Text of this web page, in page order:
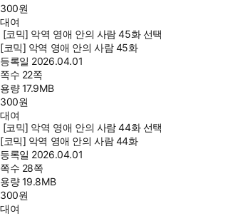
300원
대여
[코믹] 악역 영애 안의 사람 45화 선택
[코믹] 악역 영애 안의 사람 45화
등록일 2026.04.01
쪽수 22쪽
용량17.9MB
300원
대여
[코믹] 악역 영애 안의 사람 44화 선택
[코믹] 악역 영애 안의 사람 44화
등록일 2026.04.01
쪽수 28쪽
용량19.8MB
300원
대여